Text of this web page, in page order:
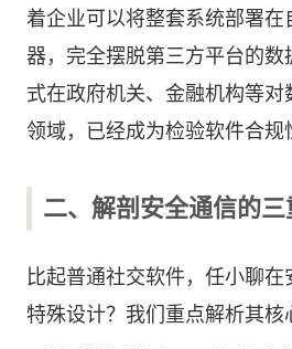
着企业可以将整套系统部署在
器，完全摆脱第三方平台的数
式在政府机关、金融机构等对
领域，已经成为检验软件合规
二、解剖安全通信的三
比起普通社交软件，任小聊
特殊设计？我们重点解析其核